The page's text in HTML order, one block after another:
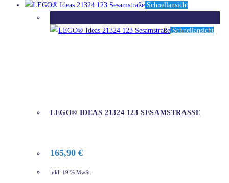
Schnellansicht
Schnellansicht
LEGO® IDEAS 21324 123 SESAMSTRASSE
165,90 €
inkl. 19 % MwSt.